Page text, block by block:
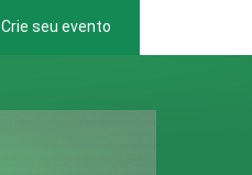
Crie seu evento